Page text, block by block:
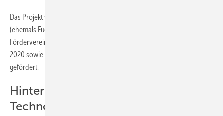
Das Projekt wird im Rahmen der Clean Hydrogen Partnership
(ehemals Fuel Cells and Hydrogen 2 Joint Undertaking) unter der
Fördervereinbarung Nr. 875123 durch das EU-Programm Horizon
2020 sowie durch Hydrogen Europe und Hydrogen Europe Research
gefördert.
Hintergrund: Sunfire und SOEC-
Technologie